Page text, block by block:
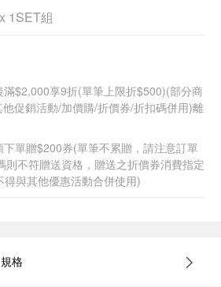
1SET組
$2,000享9折(單筆上限折$500)(部分商
促銷活動/加價購/折價券/折扣碼併用)離
單贈$200券(單筆不累贈，請注意訂單
則不符贈送資格，贈送之折價券消費指定
與其他優惠活動合併使用)
格